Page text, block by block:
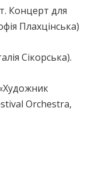
Концерт для
Плахцінська)
Сікорська).
Orchestra,